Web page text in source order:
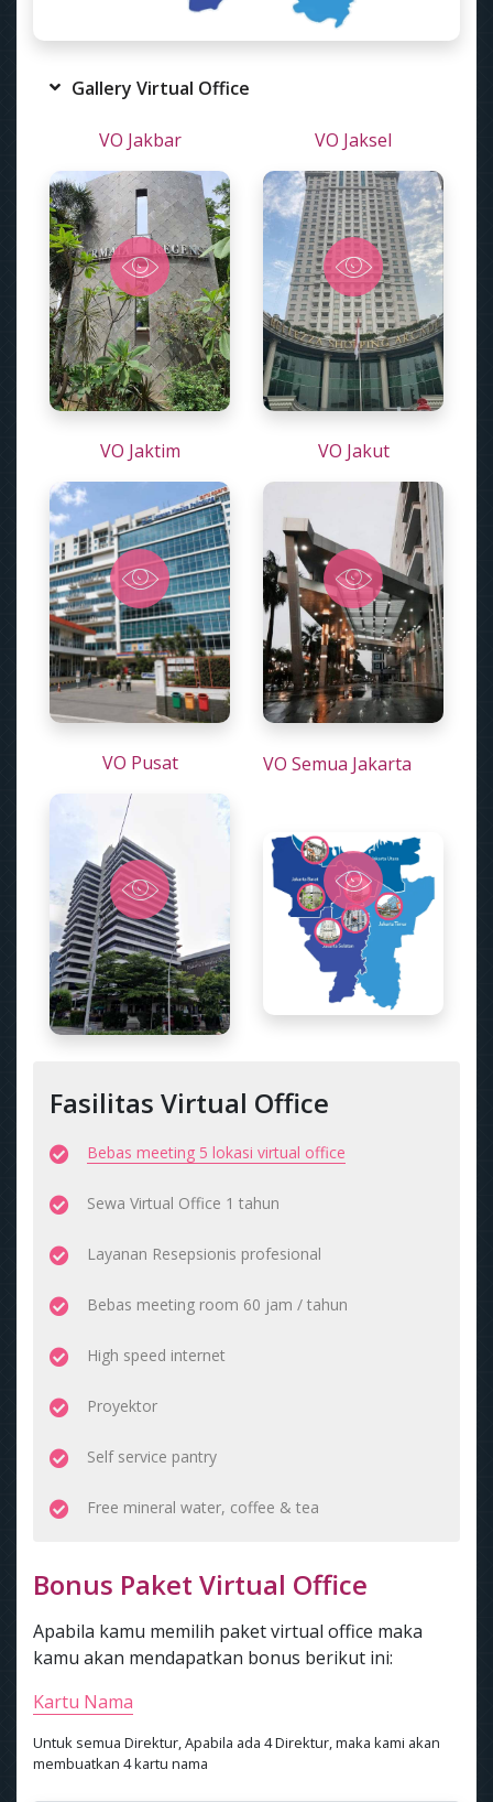
Gallery Virtual Office
VO Jakbar VO Jaksel
VO Jaktim VO Jakut
VO Pusat VO Semua Jakarta
Fasilitas Virtual Office
Bebas meeting 5 lokasi virtual office
Sewa Virtual Office 1 tahun
Layanan Resepsionis profesional
Bebas meeting room 60 jam / tahun
High speed internet
Proyektor
Self service pantry
Free mineral water, coffee & tea
Bonus Paket Virtual Office
Apabila kamu memilih paket virtual office maka
kamu akan mendapatkan bonus berikut ini:
Kartu Nama
Untuk semua Direktur, Apabila ada 4 Direktur, maka kami akan
membuatkan 4 kartu nama